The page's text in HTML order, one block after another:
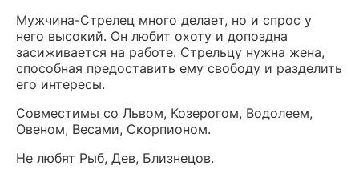
Мужчина-Стрелец много делает, но и спрос у
него высокий. Он любит охоту и допоздна
засиживается на работе. Стрельцу нужна жена,
способная предоставить ему свободу и разделить
его интересы.
Совместимы со Львом, Козерогом, Водолеем,
Овеном, Весами, Скорпионом.
Не любят Рыб, Дев, Близнецов.